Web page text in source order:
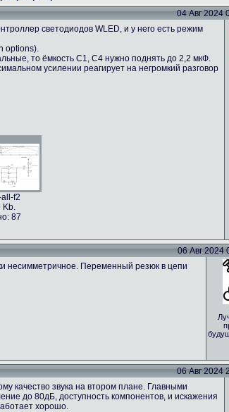
04 Авг 2024
светодиодов WLED, и у него есть режим
options).
то ёмкость C1, C4 нужно поднять до 2,2 мкФ.
усилении реагирует на негромкий разговор
f2
Kb.
87
06 Авг 2024
несимметричное. Переменный резюк в цепи
06 Авг 2024
качество звука на втором плане. Главными
до 80дБ, доступность компонентов, и искажения
хорошо.